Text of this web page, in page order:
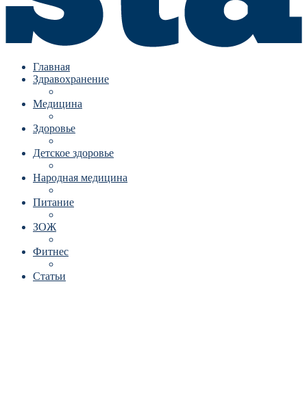
Главная
Здравохранение
Медицина
Здоровье
Детское здоровье
Народная медицина
Питание
ЗОЖ
Фитнес
Статьи